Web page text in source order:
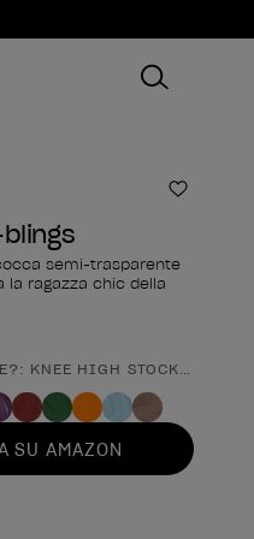
semi-trasparente
la ragazza chic della
KNEE HIGH STOCK-BLINGS
SU AMAZON